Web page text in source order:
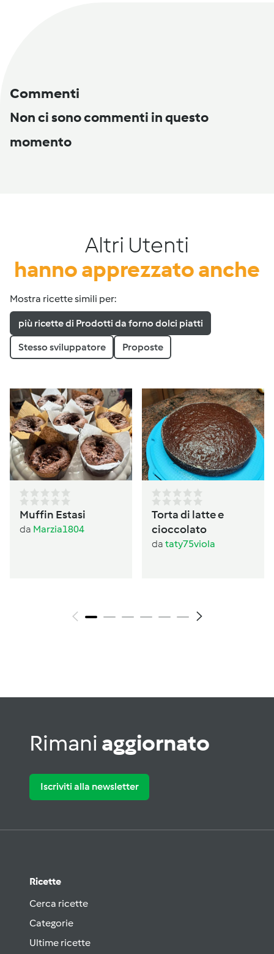
Commenti
Non ci sono commenti in questo
momento
Altri Utenti
hanno apprezzato anche
Mostra ricette simili per:
più ricette di Prodotti da forno dolci piatti
Stesso sviluppatore Proposte
Muffin Estasi
da Marzia1804
Torta di latte e
cioccolato
da taty75viola
Rimani aggiornato
Iscriviti alla newsletter
Ricette
Cerca ricette
Categorie
Ultime ricette